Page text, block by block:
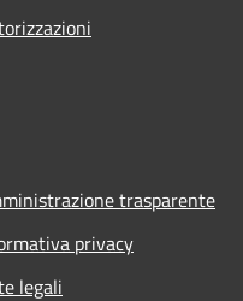
trasparente
privacy
legali